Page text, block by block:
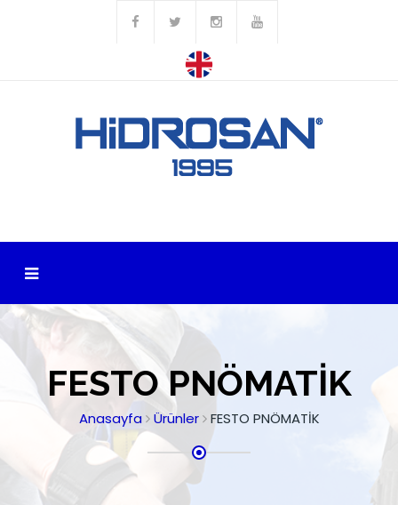
FESTO PNÖMATİK
Anasayfa Ürünler FESTO PNÖMATİK